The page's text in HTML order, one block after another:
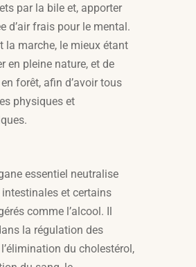
par la bile et, apporter
d’air frais pour le mental.
la marche, le mieux étant
en pleine nature, et de
forêt, afin d’avoir tous
physiques et
essentiel neutralise
et certains
comme l’alcool. Il
la régulation des
du cholestérol,